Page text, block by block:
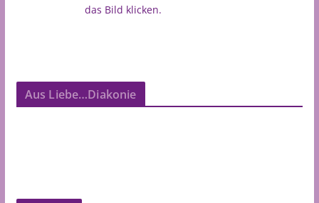
das Bild klicken.
Aus Liebe…Diakonie